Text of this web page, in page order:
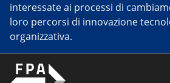
interessate ai processi di
loro percorsi di innovazione
organizzativa.